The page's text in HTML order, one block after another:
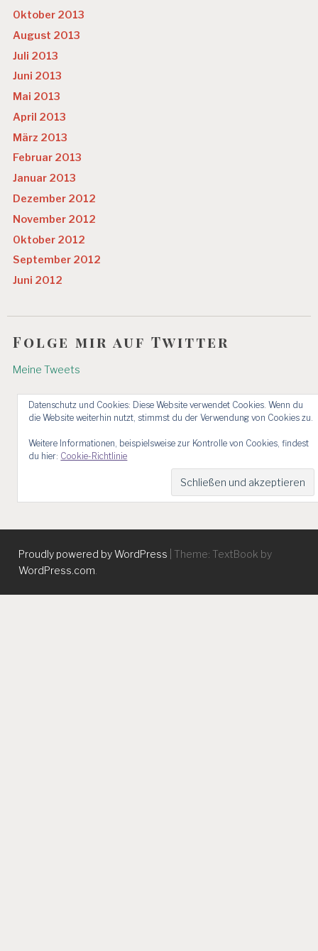
Oktober 2013
August 2013
Juli 2013
Juni 2013
Mai 2013
April 2013
März 2013
Februar 2013
Januar 2013
Dezember 2012
November 2012
Oktober 2012
September 2012
Juni 2012
Folge mir auf Twitter
Meine Tweets
Datenschutz und Cookies: Diese Website verwendet Cookies. Wenn du
die Website weiterhin nutzt, stimmst du der Verwendung von Cookies zu.
Weitere Informationen, beispielsweise zur Kontrolle von Cookies, findest
du hier: Cookie-Richtlinie
Proudly powered by WordPress
Theme: TextBook by
WordPress.com